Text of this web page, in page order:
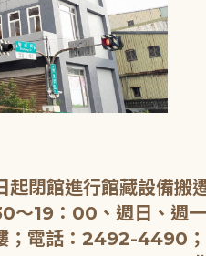
閉館進行館藏設備搬
～19：00、週日、週
；電話：2492-4490